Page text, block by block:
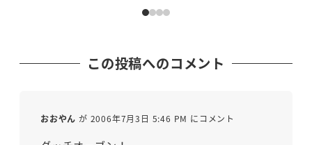
この投稿へのコメント
おおやん が 2006年7月3日 5:46 PM にコメント